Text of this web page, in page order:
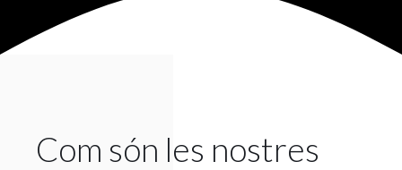
Com són les nostres